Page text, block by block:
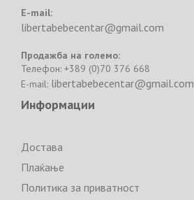
E-mail:
libertabebecentar@gmail.com
Продажба на големо:
Телефон: +389 (0)70 376 668
E-mail: libertabebecentar@gmail.com
Информации
Достава
Плаќање
Политика за приватност